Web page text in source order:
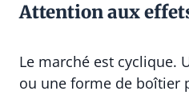
Attention aux
Le marché est cyclique.
ou une forme de boîtier